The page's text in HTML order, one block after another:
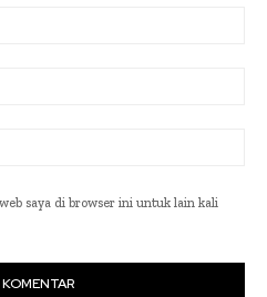
saya di browser ini untuk lain kali